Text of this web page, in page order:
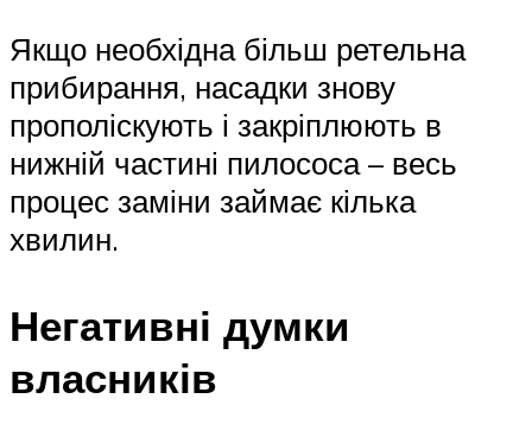
Якщо необхідна більш ретельна
прибирання, насадки знову
прополіскують і закріплюють в
нижній частині пилососа – весь
процес заміни займає кілька
хвилин.
Негативні думки
власників